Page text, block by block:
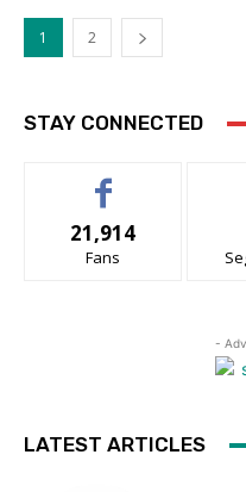
1 2
STAY CONNECTED
21,914
Fans
-
LATEST ARTICLES